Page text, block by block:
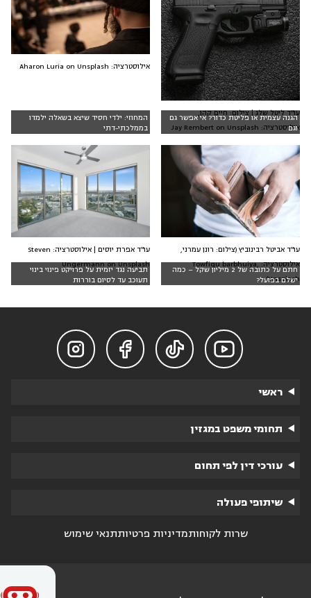
הגנה עצמית או פליטת כדור? אי אפשר גם
וגם
עו"ד ליטל שלג | צילום: חיים קהן,
אילוסטרציה: Jay Rembert on Unsplash
המחוזי: ילדי חסיד שיצא בשאלה ילמדו
בממלכתי-דתי
אילוסטרציה: Aharon Luria on Unsplash
חתם על כתובה של 2 מיליון שקל – כמה
ישלם בפועל?
עו"ד אביטל רבינוביץ (צילום: רונן עמרני,
אילוסטרציה: Towfiqu barbhuiya,
Unsplash)
תביעה נגד יזמית על פרויקט פינוי בינוי
תעוכב עד לסיום בוררות
עו"ד אפרת יוסים | אילוסטרציה: Steven
Ungermann on Unsplash




ראשי
תחומי משפט במגזין
עורכי דין לפי תחום
שיתופי פעולה
שרות לקוחותמדיניות פרטיותתנאי שימוש